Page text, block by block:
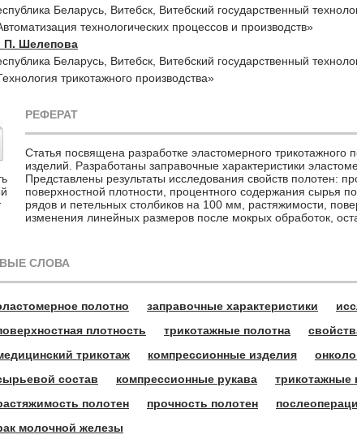
Беларусь, Витебск, Витебский государственный
технологических процессов и производств»
П. Шелепова
Беларусь, Витебск, Витебский государственный
трикотажного производства»
РЕФЕРАТ
Статья посвящена разработке эластомерного трикотажного
изделий. Разработаны заправочные характеристики
Представлены результаты исследования свойств полотен:
поверхностной плотности, процентного содержания сырья
рядов и петельных столбиков на 100 мм, растяжимости,
изменения линейных размеров после мокрых обработок,
СЛОВА
полотно заправочные характеристики
плотность
трикотажные полотна
трикотаж
компрессионные изделия
состав
компрессионные рукава
трикотажные
полотен
прочность полотен
молочной железы